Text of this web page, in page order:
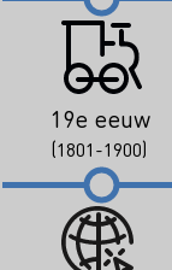
19e eeuw
(1801-1900)